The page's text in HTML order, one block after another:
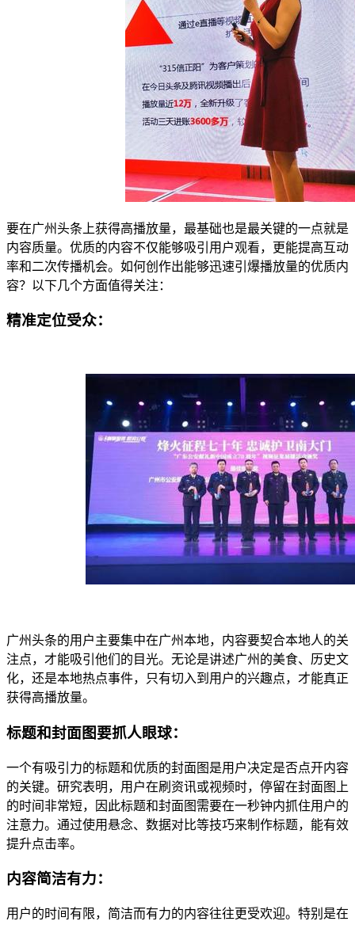
要在广州头条上获得高播放量，最基础也是最关键的一点就是
内容质量。优质的内容不仅能够吸引用户观看，更能提高互动
率和二次传播机会。如何创作出能够迅速引爆播放量的优质内
容？以下几个方面值得关注：
精准定位受众：
广州头条的用户主要集中在广州本地，内容要契合本地人的关
注点，才能吸引他们的目光。无论是讲述广州的美食、历史文
化，还是本地热点事件，只有切入到用户的兴趣点，才能真正
获得高播放量。
标题和封面图要抓人眼球：
一个有吸引力的标题和优质的封面图是用户决定是否点开内容
的关键。研究表明，用户在刷资讯或视频时，停留在封面图上
的时间非常短，因此标题和封面图需要在一秒钟内抓住用户的
注意力。通过使用悬念、数据对比等技巧来制作标题，能有效
提升点击率。
内容简洁有力：
用户的时间有限，简洁而有力的内容往往更受欢迎。特别是在